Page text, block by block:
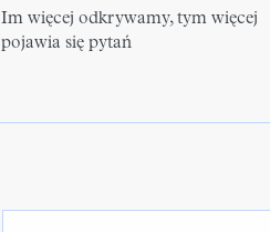
Im więcej odkrywamy, tym więcej
pojawia się pytań